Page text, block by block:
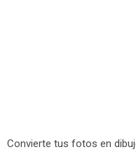
Convierte tus fotos en